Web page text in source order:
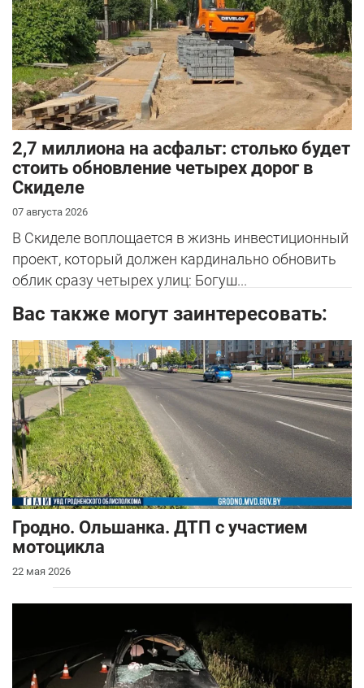
2,7 миллиона на асфальт: столько будет
стоить обновление четырех дорог в
Скиделе
07 августа 2026
В Скиделе воплощается в жизнь инвестиционный
проект, который должен кардинально обновить
облик сразу четырех улиц: Богуш...
Вас также могут заинтересовать:
Гродно. Ольшанка. ДТП с участием
мотоцикла
22 мая 2026